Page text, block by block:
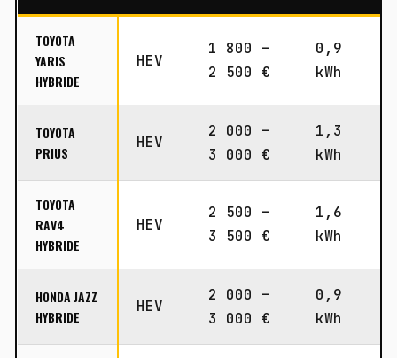
TOYOTA
YARIS
HYBRIDE
HEV
1 800 –
2 500 €
0,9
kWh
TOYOTA
PRIUS
HEV
2 000 –
3 000 €
1,3
kWh
TOYOTA
RAV4
HYBRIDE
HEV
2 500 –
3 500 €
1,6
kWh
HONDA JAZZ
HYBRIDE
HEV
2 000 –
3 000 €
0,9
kWh